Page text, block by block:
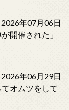
2026年07月06日
開催された」
2026年06月29日
オムツをして